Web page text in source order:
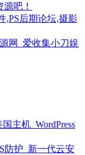
吧！
,PS后期论坛,摄影
网_爱收集小刀娱
主机_WordPress
防护_新一代云安